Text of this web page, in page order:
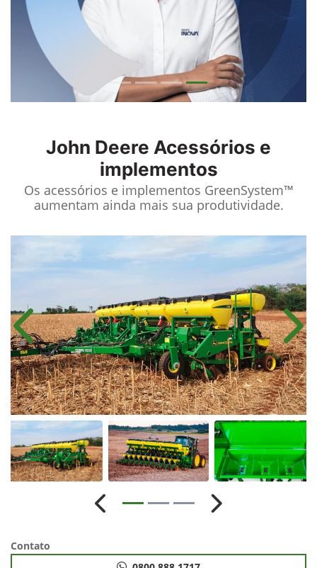
John Deere Acessórios e
implementos
Os acessórios e implementos GreenSystem™
aumentam ainda mais sua produtividade.​
Anterior
Anterior Próximo
Contato